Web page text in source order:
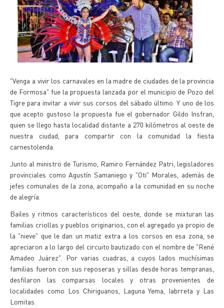
"Venga a vivir los carnavales en la madre de ciudades de la provincia
de Formosa" fue la propuesta lanzada por el municipio de Pozo del
Tigre para invitar a vivir sus corsos del sábado último. Y uno de los
que acepto gustoso la propuesta fue el gobernador Gildo Insfran,
quien se llego hasta localidad distante a 270 kilómetros al oeste de
nuestra ciudad, para compartir con la comunidad la fiesta
carnestolenda.
Junto al ministro de Turismo, Ramiro Fernández Patri, legisladores
provinciales como Agustín Samaniego y "Oti" Morales, además de
jefes comunales de la zona, acompaño a la comunidad en su noche
de alegría.
Bailes y ritmos característicos del oeste, donde se mixturan las
familias criollas y pueblos originarios, con el agregado ya propio de
la "nieve" que le dan un matiz extra a los corsos en esa zona, se
apreciaron a lo largo del circuito bautizado con el nombre de "René
Amadeo Juárez". Por varias cuadras, a cuyos lados muchísimas
familias fueron con sus reposeras y sillas desde horas tempranas,
desfilaron las comparsas locales y otras provenientes de
localidades como Los Chiriguanos, Laguna Yema, Iabrreta y Las
Lomitas.